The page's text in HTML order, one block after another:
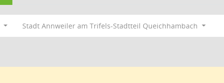
Stadt Annweiler am Trifels-Stadtteil Queichhambach